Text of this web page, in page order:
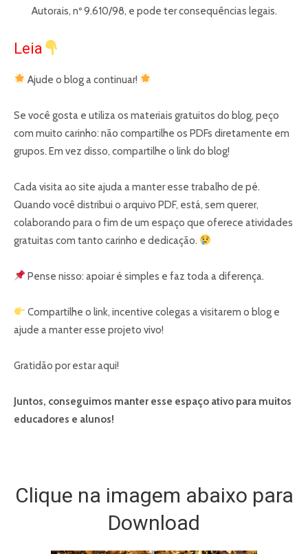
Autorais, nº 9.610/98, e pode ter consequências legais.
Leia
Ajude o blog a continuar!
Se você gosta e utiliza os materiais gratuitos do blog, peço
com muito carinho: não compartilhe os PDFs diretamente em
grupos. Em vez disso, compartilhe o link do blog!
Cada visita ao site ajuda a manter esse trabalho de pé.
Quando você distribui o arquivo PDF, está, sem querer,
colaborando para o fim de um espaço que oferece atividades
gratuitas com tanto carinho e dedicação.
Pense nisso: apoiar é simples e faz toda a diferença.
Compartilhe o link, incentive colegas a visitarem o blog e
ajude a manter esse projeto vivo!
Gratidão por estar aqui!
Juntos, conseguimos manter esse espaço ativo para muitos
educadores e alunos!
Clique na imagem abaixo para
Download